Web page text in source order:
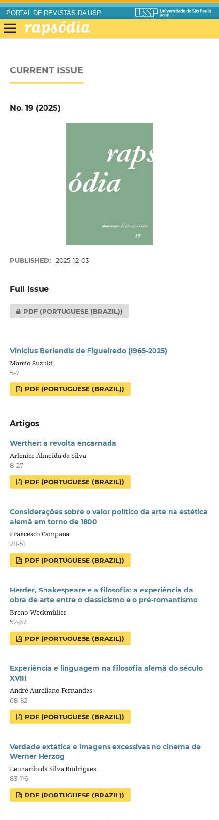
PORTAL DE REVISTAS DA USP
CURRENT ISSUE
No. 19 (2025)
PUBLISHED: 2025-12-03
Full Issue
PDF (PORTUGUESE (BRAZIL))
Vinicius Berlendis de Figueiredo (1965-2025)
Marcio Suzuki
5-7
PDF (PORTUGUESE (BRAZIL))
Artigos
Werther: a revolta encarnada
Arlenice Almeida da Silva
8-27
PDF (PORTUGUESE (BRAZIL))
Considerações sobre o valor político da arte na estética
alemã em torno de 1800
Francesco Campana
28-51
PDF (PORTUGUESE (BRAZIL))
Herder, Shakespeare e a filosofia: a experiência da
obra de arte entre o classicismo e o pré-romantismo
Breno Weckmüller
52-67
PDF (PORTUGUESE (BRAZIL))
Experiência e linguagem na filosofia alemã do século
XVIII
André Aureliano Fernandes
68-82
PDF (PORTUGUESE (BRAZIL))
Verdade extática e imagens excessivas no cinema de
Werner Herzog
Leonardo da Silva Rodrigues
83-116
PDF (PORTUGUESE (BRAZIL))